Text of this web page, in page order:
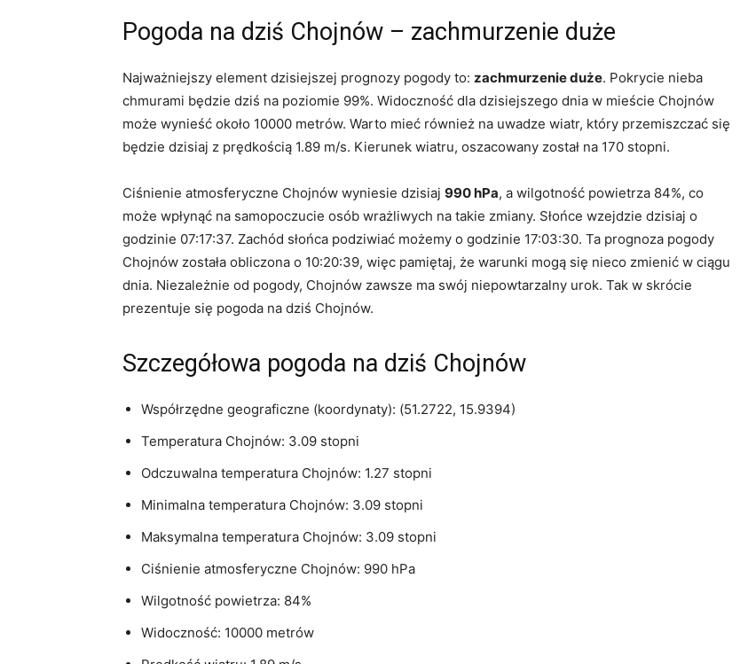
Pogoda na dziś Chojnów – zachmurzenie duże
Najważniejszy element dzisiejszej prognozy pogody to: zachmurzenie duże. Pokrycie nieba
chmurami będzie dziś na poziomie 99%. Widoczność dla dzisiejszego dnia w mieście Chojnów
może wynieść około 10000 metrów. Warto mieć również na uwadze wiatr, który przemiszczać się
będzie dzisiaj z prędkością 1.89 m/s. Kierunek wiatru, oszacowany został na 170 stopni.
Ciśnienie atmosferyczne Chojnów wyniesie dzisiaj 990 hPa, a wilgotność powietrza 84%, co
może wpłynąć na samopoczucie osób wrażliwych na takie zmiany. Słońce wzejdzie dzisiaj o
godzinie 07:17:37. Zachód słońca podziwiać możemy o godzinie 17:03:30. Ta prognoza pogody
Chojnów została obliczona o 10:20:39, więc pamiętaj, że warunki mogą się nieco zmienić w ciągu
dnia. Niezależnie od pogody, Chojnów zawsze ma swój niepowtarzalny urok. Tak w skrócie
prezentuje się pogoda na dziś Chojnów.
Szczegółowa pogoda na dziś Chojnów
Współrzędne geograficzne (koordynaty): (51.2722, 15.9394)
Temperatura Chojnów: 3.09 stopni
Odczuwalna temperatura Chojnów: 1.27 stopni
Minimalna temperatura Chojnów: 3.09 stopni
Maksymalna temperatura Chojnów: 3.09 stopni
Ciśnienie atmosferyczne Chojnów: 990 hPa
Wilgotność powietrza: 84%
Widoczność: 10000 metrów